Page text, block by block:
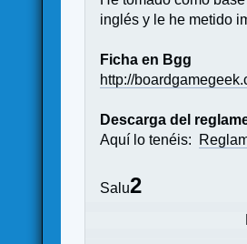
inglés y le he metido
Ficha en Bgg
http://
Descarga del
Aquí lo tenéis:
Salu2